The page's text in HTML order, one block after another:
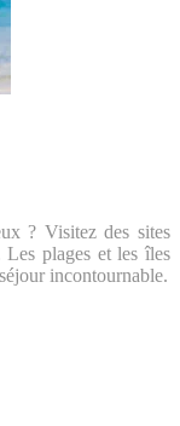
? Visitez des sites
plages et les îles
incontournable.